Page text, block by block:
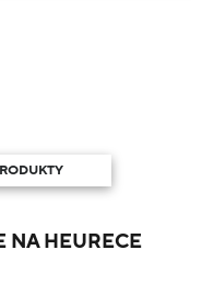
NA HEURECE